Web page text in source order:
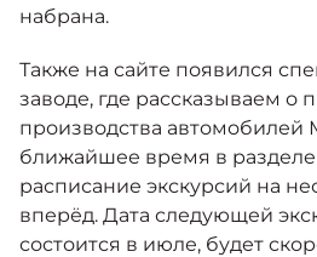
от 3 125
Страховые программы
набрана.
Также на сайте появился
заводе, где рассказываем о
производства автомобилей
ближайшее время в разделе
расписание экскурсий на
вперёд. Дата следующей
состоится в июле, будет